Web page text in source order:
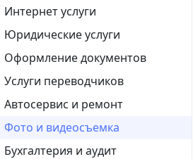
Интернет услуги
Юридические услуги
Оформление документов
Услуги переводчиков
Автосервис и ремонт
Фото и видеосъемка
Бухгалтерия и аудит